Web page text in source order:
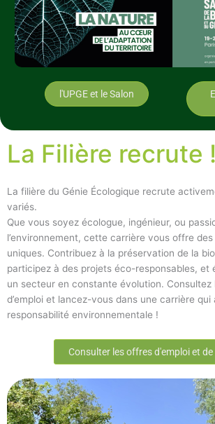
l'UPGE et le Salon
La Filière recrute !
La filière du Génie Écologique recrute
variés.
Que vous soyez écologue, ingénieur, ou
l’environnement, cette carrière vous offre
uniques. Contribuez à la préservation de la
participez à des projets éco-responsables, et
un secteur en constante évolution. Consultez
d’emploi et lancez-vous dans une carrière qui
responsabilité environnementale !
Consulter les offres d'emploi et